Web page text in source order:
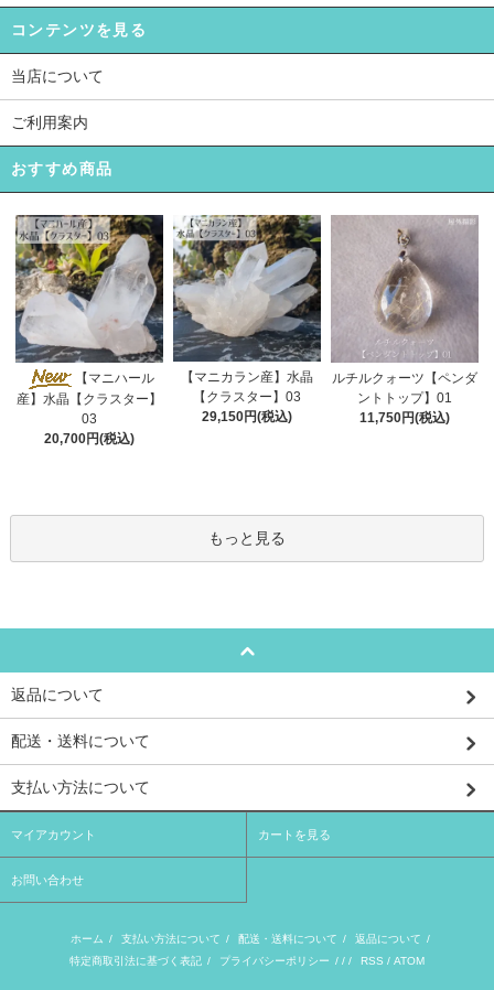
コンテンツを見る
当店について
ご利用案内
おすすめ商品
【マニハール
産】水晶【クラスター】
03
20,700円(税込)
【マニカラン産】水晶
【クラスター】03
29,150円(税込)
ルチルクォーツ【ペンダ
ントトップ】01
11,750円(税込)
もっと見る
返品について
配送・送料について
支払い方法について
マイアカウント カートを見る
お問い合わせ
ホーム / 支払い方法について / 配送・送料について / 返品について /
特定商取引法に基づく表記 / プライバシーポリシー / / / RSS / ATOM